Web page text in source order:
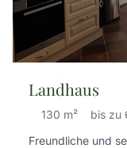
Landhaus
130 m²
bis zu
Freundliche und